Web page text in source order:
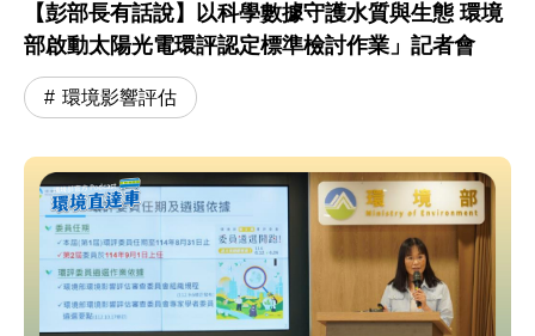
【彭部長有話說】以科學數據守護水質與生態 環境
部啟動太陽光電環評認定標準檢討作業」記者會
環境影響評估